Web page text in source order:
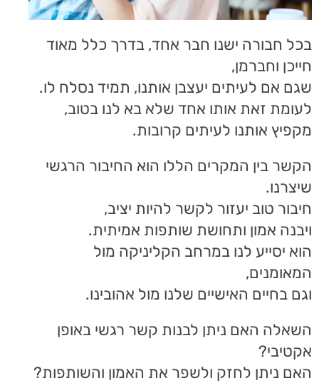
בכל חבורה ישנו חבר אחד, בדרך כלל מאוד
חייכן וחברמן,
שגם אם לעיתים יעצבן אותנו, תמיד נסלח לו.
לעומת זאת אותו אחד שלא בא לנו בטוב,
מקפיץ אותנו לעיתים קרובות.
הקשר בין המקרים הללו הוא החיבור הרגשי
שיצרנו.
חיבור טוב יעזור לקשר להיות יציב,
ויבנה אמון ותחושת שותפות אמיתית.
הוא יסייע לנו במרחב הקליניקה מול
המאומנים,
וגם בחיים האישיים שלנו מול אהובינו.
השאלה האם ניתן לבנות קשר רגשי באופן
אקטיבי?
האם ניתן לחזק ולשפר את האמון והשותפות?